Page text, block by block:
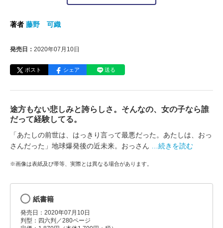
著者 藤野 可織
発売日： 2020年07月10日
ポスト シェア 送る
途方もない悲しみと誇らしさ。そんなの、女の子なら誰
だって経験してる。
「あたしの前世は、はっきり言って最悪だった。あたしは、おっ
さんだった」地球爆発後の近未来。おっさん
…続きを読む
※画像は表紙及び帯等、実際とは異なる場合があります。
紙書籍
発売日：2020年07月10日
判型：四六判／280ページ